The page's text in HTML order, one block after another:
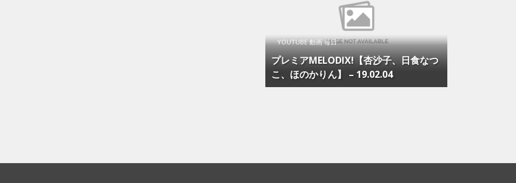
YOUTUBE 動画 毎日
プレミアMELODIX!【杏沙子、日食なつ
こ、ほのかりん】 – 19.02.04